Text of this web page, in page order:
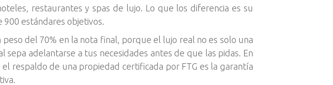
restaurantes y spas de lujo. Lo que los diferencia es su
900 estándares objetivos.
del 70% en la nota final, porque el lujo real no es solo una
adelantarse a tus necesidades antes de que las pidas. En
respaldo de una propiedad certificada por FTG es la garantía